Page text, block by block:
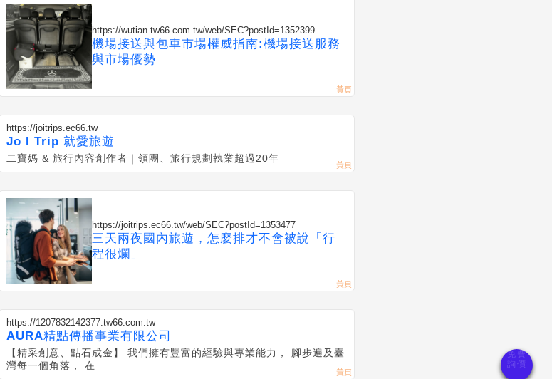
https://wutian.tw66.com.tw/web/SEC?postId=1352399
機場接送與包車市場權威指南:機場接送服務
與市場優勢
https://joitrips.ec66.tw
Jo I Trip 就愛旅遊
二寶媽 & 旅行內容創作者｜領團、旅行規劃執業超過20年
https://joitrips.ec66.tw/web/SEC?postId=1353477
三天兩夜國內旅遊，怎麼排才不會被說「行
程很爛」
https://1207832142377.tw66.com.tw
AURA精點傳播事業有限公司
【精采創意、點石成金】 我們擁有豐富的經驗與專業能力， 腳步遍及臺
灣每一個角落， 在